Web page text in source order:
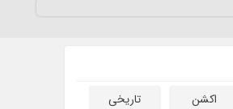
اکشن
تاریخی